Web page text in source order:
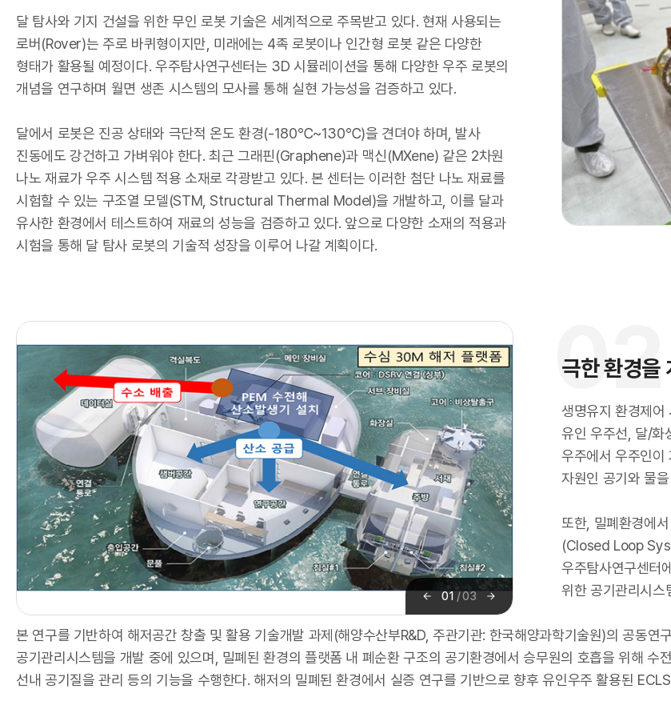
I
한
국
달 탐사와 기지 건설을 위한 무인 로봇 기술은 세계적으로 주목받고 있다. 현재 사용되는
로버(Rover)는 주로 바퀴형이지만, 미래에는 4족 로봇이나 인간형 로봇 같은 다양한
형태가 활용될 예정이다. 우주탐사연구센터는 3D 시뮬레이션을 통해 다양한 우주 로봇의
개념을 연구하며 월면 생존 시스템의 모사를 통해 실현 가능성을 검증하고 있다.
달에서 로봇은 진공 상태와 극단적 온도 환경(-180℃~130℃)을 견뎌야 하며, 발사
진동에도 강건하고 가벼워야 한다. 최근 그래핀(Graphene)과 맥신(MXene) 같은 2차원
나노 재료가 우주 시스템 적용 소재로 각광받고 있다. 본 센터는 이러한 첨단 나노 재료를
시험할 수 있는 구조열 모델(STM, Structural Thermal Model)을 개발하고, 이를 달과
유사한 환경에서 테스트하여 재료의 성능을 검증하고 있다. 앞으로 다양한 소재의 적용과
시험을 통해 달 탐사 로봇의 기술적 성장을 이루어 나갈 계획이다.
이
전
01 /03
다
음
02
극한 환경을
생명유지 환경제
유인 우주선, 달/화
우주에서 우주인이
자원인 공기와 물
또한, 밀폐환경에
(Closed Loop
우주탐사연구센터
위한 공기관리시스
본 연구를 기반하여 해저공간 창출 및 활용 기술개발 과제(해양수산부R&D, 주관기관: 한국해양과학기술원)의 공동
공기관리시스템을 개발 중에 있으며, 밀폐된 환경의 플랫폼 내 폐순환 구조의 공기환경에서 승무원의 호흡을 위해 수
선내 공기질을 관리 등의 기능을 수행한다. 해저의 밀폐된 환경에서 실증 연구를 기반으로 향후 유인우주 활용된